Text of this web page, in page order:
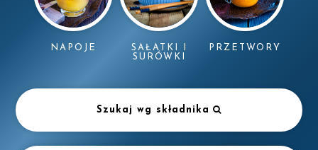
NAPOJE
SAŁATKI I
SURÓWKI
PRZETWORY
Szukaj wg składnika